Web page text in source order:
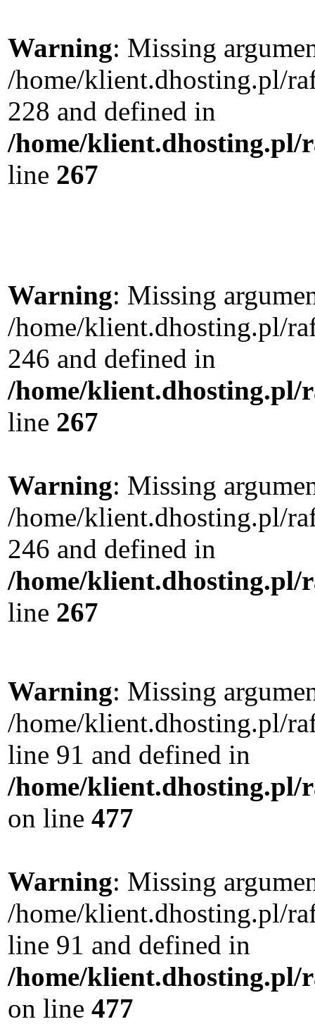
Warning: Missing
/home/klient.dhosting.pl/
228 and defined in
/home/klient.dhosting.pl/
line 267
Warning: Missing
/home/klient.dhosting.pl/
246 and defined in
/home/klient.dhosting.pl/
line 267
Warning: Missing
/home/klient.dhosting.pl/
246 and defined in
/home/klient.dhosting.pl/
line 267
Warning: Missing
/home/klient.dhosting.pl/
line 91 and defined in
/home/klient.dhosting.pl/
on line 477
Warning: Missing
/home/klient.dhosting.pl/
line 91 and defined in
/home/klient.dhosting.pl/
on line 477